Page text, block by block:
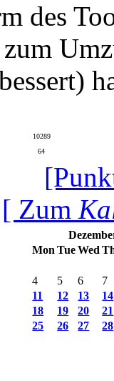
des
10289
64
[ Zum
Mon TueWed
4 5 6
7
11
12 13
14
18
19 20
21
25
26 27 28